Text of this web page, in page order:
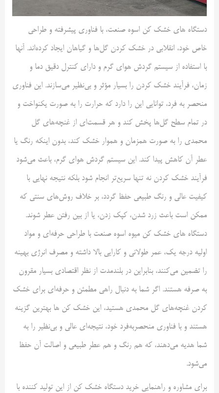
دستگاه های خشک کن اسوه صنعت، با فناوری پیشرفته و طراحی
خاص خود، انقلابی در خشک کردن گل‌ها و گیاهان ایجاد کرده‌اند. آنها
با استفاده از سیستم گردش هوای گرم و دارای کنترل دقیق دما و
زمان، فرآیند خشک کردن را بسیار مؤثر و بی‌نظیر می‌سازند. این فناوری
منحصر به فرد، توانایی این را دارد که حرارت را به صورت یکنواخت و
در تمام سطح گل‌ها پخش کند و هر قسمت‌ای از غنچه‌های گل
محمدی را به صورت همزمان و هموار خشک کند، بدون اینکه رنگ یا
عطر آن کاهش پیدا کند. این سیستم گردش هوای گرم، باعث می‌شود
فرآیند خشک کردن نه تنها سریع‌تر انجام شود بلکه نتیجه نهایی با
کیفیت عالی و رنگ طبیعی حفظ گردد، بر خلاف روش‌های سنتی که
ممکن است باعث زرد شدن، کپک زدن، یا از بین رفتن عطر شوند.
دستگاه های خشک کن میوه اسوه صنعت با طراحی حرفه‌ای و مواد
اولیه درجه یک، عمر طولانی و کارایی بالا داشته و مصرف انرژی بهینه
را تضمین می‌کنند، بنابراین در بلندمدت از نظر اقتصادی بسیار مقرون
به صرفه هستند. اگر شما به دنبال راهی مطمئن و حرفه‌ای برای خشک
کردن غنچه‌های گل محمدی هستید، این خشک کن ‌ها بهترین گزینه
هستند و با فناوری منحصربه‌فرد خود، نتیجه‌ای عالی و بی‌نظیر را به
شما هدیه می‌دهند، که هم رنگ و هم عطر طبیعی و اصالت آن حفظ
می‌شود.
برای مشاوره و راهنمایی خرید دستگاه خشک کن از این تولید کننده با